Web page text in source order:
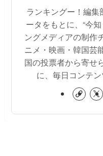
ランキングー！編
ータをもとに、“今
ングメディアの制作
ニメ・映画・韓国芸
国の投票者から寄せ
に、毎日コンテン